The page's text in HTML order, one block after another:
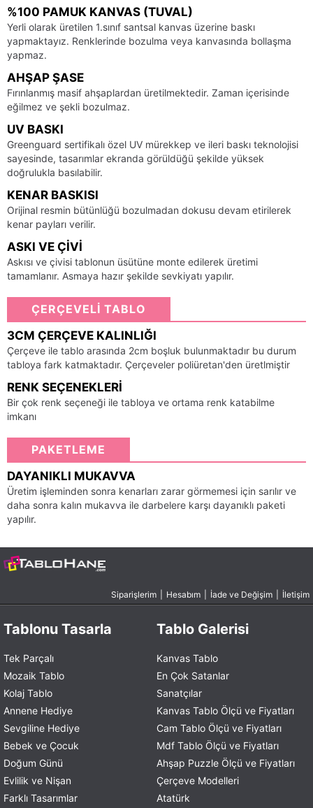
%100 PAMUK KANVAS (TUVAL)
Yerli olarak üretilen 1.sınıf santsal kanvas üzerine baskı
yapmaktayız. Renklerinde bozulma veya kanvasında bollaşma
yapmaz.
AHŞAP ŞASE
Fırınlanmış masif ahşaplardan üretilmektedir. Zaman içerisinde
eğilmez ve şekli bozulmaz.
UV BASKI
Greenguard sertifikalı özel UV mürekkep ve ileri baskı teknolojisi
sayesinde, tasarımlar ekranda görüldüğü şekilde yüksek
doğrulukla basılabilir.
KENAR BASKISI
Orijinal resmin bütünlüğü bozulmadan dokusu devam etirilerek
kenar payları verilir.
ASKI VE ÇIVI
Askısı ve çivisi tablonun üsütüne monte edilerek üretimi
tamamlanır. Asmaya hazır şekilde sevkiyatı yapılır.
ÇERÇEVELİ TABLO
3CM ÇERÇEVE KALINLIĞI
Çerçeve ile tablo arasında 2cm boşluk bulunmaktadır bu durum
tabloya fark katmaktadır. Çerçeveler poliüretan'den üretlmiştir
RENK SEÇENEKLERI
Bir çok renk seçeneği ile tabloya ve ortama renk katabilme
imkanı
PAKETLEME
DAYANIKLI MUKAVVA
Üretim işleminden sonra kenarları zarar görmemesi için sarılır ve
daha sonra kalın mukavva ile darbelere karşı dayanıklı paketi
yapılır.
Siparişlerim Hesabım İade ve Değişim İletişim
Tablonu Tasarla
Tek Parçalı
Mozaik Tablo
Kolaj Tablo
Annene Hediye
Sevgiline Hediye
Bebek ve Çocuk
Doğum Günü
Evlilik ve Nişan
Farklı Tasarımlar
Tablo Galerisi
Kanvas Tablo
En Çok Satanlar
Sanatçılar
Kanvas Tablo Ölçü ve Fiyatları
Cam Tablo Ölçü ve Fiyatları
Mdf Tablo Ölçü ve Fiyatları
Ahşap Puzzle Ölçü ve Fiyatları
Çerçeve Modelleri
Atatürk